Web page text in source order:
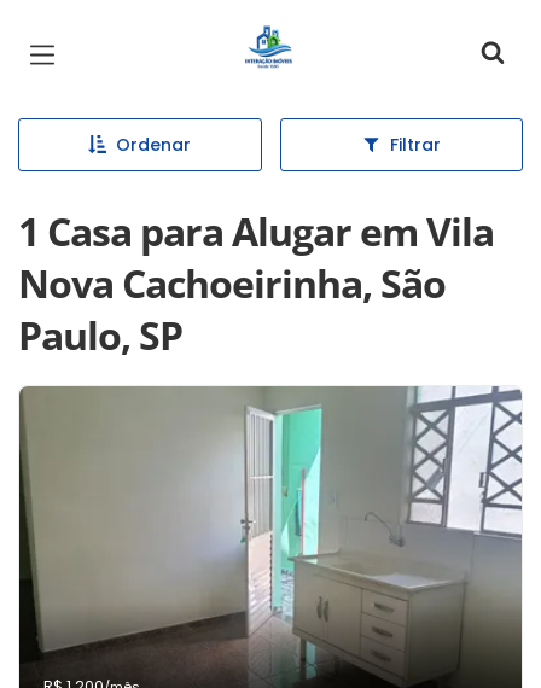
Página inicial
Ordenar Filtrar
1 Casa para Alugar em Vila
Nova Cachoeirinha, São
Paulo, SP